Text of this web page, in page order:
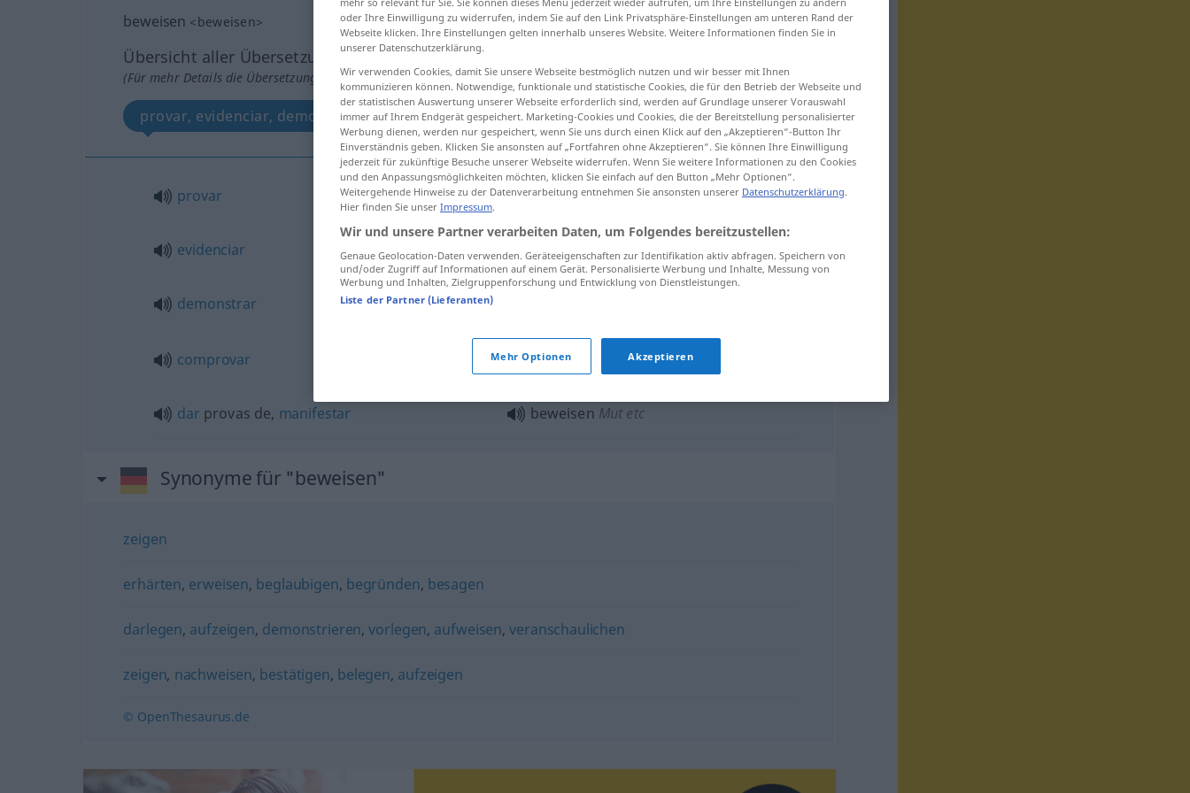
beweisen <beweisen>
Übersicht aller Übersetzungen
(Für mehr Details die Übersetzung anklicken/antippen)
provar, evidenciar, demonstrar, comprovar, dar provas de manifestar
provar beweisen
evidenciar beweisen
demonstrar
comprovar beweisen (≈ feststellen)
dar provas de, manifestar beweisen Mutetc
Synonyme für "beweisen"
zeigen
erhärten, erweisen, beglaubigen, begründen, besagen
darlegen, aufzeigen, demonstrieren,vorlegen, aufweisen,veranschaulichen
zeigen, nachweisen, bestätigen, belegen, aufzeigen
© OpenThesaurus.de
oder Ihre Einwilligung zu widerrufen, indem Sie auf den Link Privatsphäre-Einstellungen am unteren Rand der
Webseite klicken. Ihre Einstellungen gelten innerhalb unseres Website. Weitere Informationen finden Sie in
unserer Datenschutzerklärung.
Wir verwenden Cookies, damit Sie unsere Webseite bestmöglich nutzen und wir besser mit Ihnen
kommunizieren können. Notwendige, funktionale und statistische Cookies, die für den Betrieb der Webseite und
der statistischen Auswertung unserer Webseite erforderlich sind, werden auf Grundlage unserer Vorauswahl
immer auf Ihrem Endgerät gespeichert. Marketing-Cookies und Cookies, die der Bereitstellung personalisierter
Werbung dienen, werden nur gespeichert, wenn Sie uns durch einen Klick auf den „Akzeptieren“-Button Ihr
Einverständnis geben. Klicken Sie ansonsten auf „Fortfahren ohne Akzeptieren“. Sie können Ihre Einwilligung
jederzeit für zukünftige Besuche unserer Webseite widerrufen. Wenn Sie weitere Informationen zu den Cookies
und den Anpassungsmöglichkeiten möchten, klicken Sie einfach auf den Button „Mehr Optionen“.
Weitergehende Hinweise zu der Datenverarbeitung entnehmen Sie ansonsten unserer Datenschutzerklärung.
Hier finden Sie unser Impressum.
Wir und unsere Partner verarbeiten Daten, um Folgendes bereitzustellen:
Genaue Geolocation-Daten verwenden. Geräteeigenschaften zur Identifikation aktiv abfragen. Speichern von
und/oder Zugriff auf Informationen auf einem Gerät. Personalisierte Werbung und Inhalte, Messung von
Werbung und Inhalten, Zielgruppenforschung und Entwicklung von Dienstleistungen.
Liste der Partner (Lieferanten)
Mehr Optionen Akzeptieren